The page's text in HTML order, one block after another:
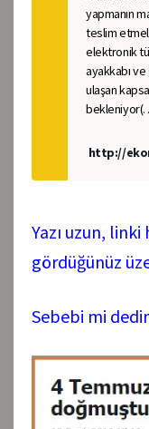
yapmanın
teslim
elektronik
ayakkabı
ulaşan
http://
Yazı uzun,
gördüğünüz
Sebebi mi